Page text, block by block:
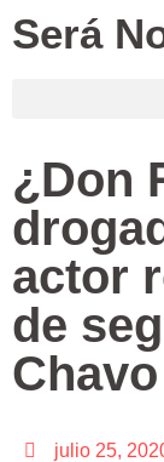
Será
¿Don
actor
de
julio 25,